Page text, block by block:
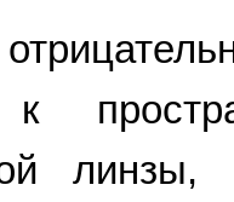
к
линзы,